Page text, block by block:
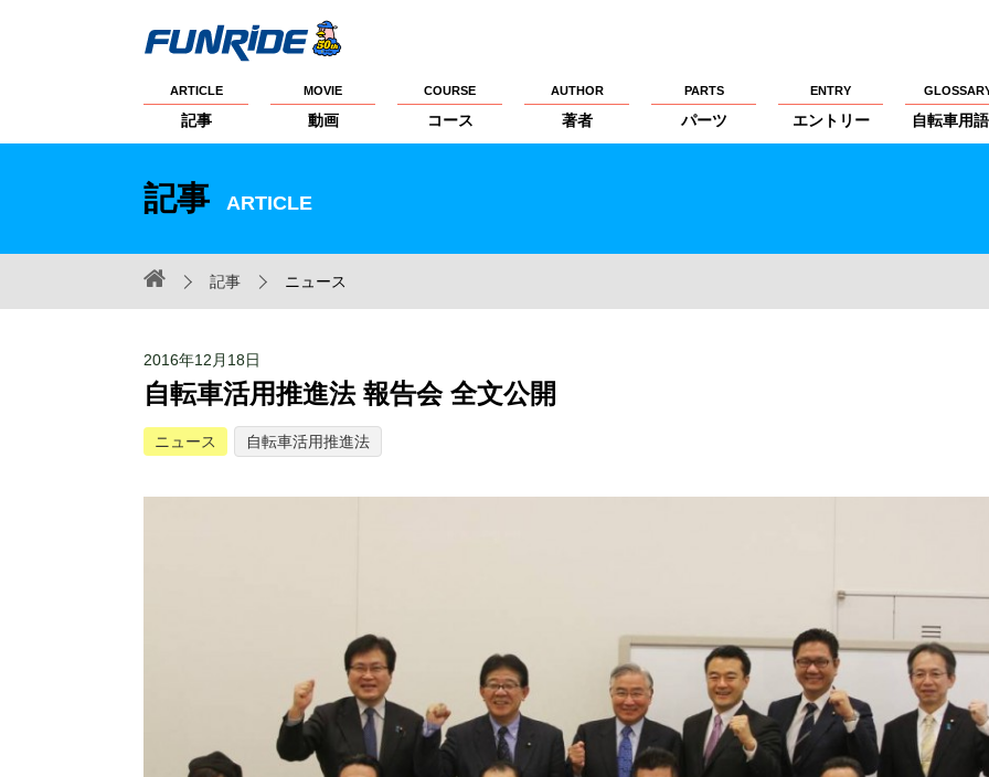
ARTICLE
記事
MOVIE
動画
COURSE
コース
AUTHOR
著者
PARTS
パーツ
ENTRY
エントリー 自転車用
記事 ARTICLE
記事 ニュース
2016年12月18日
自転車活用推進法 報告会 全文公開
ニュース 自転車活用推進法